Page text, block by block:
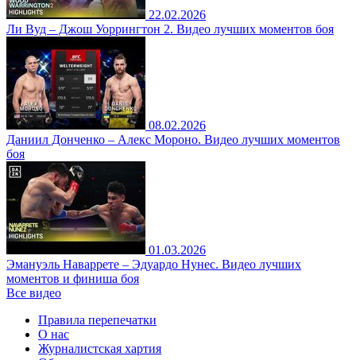
22.02.2026
Ли Вуд – Джош Уоррингтон 2. Видео лучших моментов боя
08.02.2026
Даниил Донченко – Алекс Мороно. Видео лучших моментов
боя
01.03.2026
Эмануэль Наваррете – Эдуардо Нунес. Видео лучших
моментов и финиша боя
Все видео
Правила перепечатки
О нас
Журналистская хартия